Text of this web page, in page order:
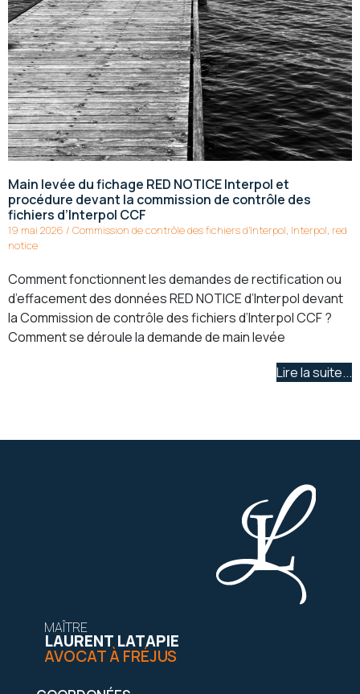
Main levée du fichage RED NOTICE Interpol et
procédure devant la commission de contrôle des
fichiers d’Interpol CCF
19 mai 2026 / Commission de contrôle des fichiers d’Interpol, Interpol, red
notice
Comment fonctionnent les demandes de rectification ou
d’effacement des données RED NOTICE d’Interpol devant
la Commission de contrôle des fichiers d’Interpol CCF ?
Comment se déroule la demande de main levée
Lire la suite...
MAÎTRE
LAURENT LATAPIE
AVOCAT À FRÉJUS